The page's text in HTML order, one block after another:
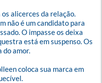
alicerces da relação.
não é um candidato para
O impasse os deixa
está em suspenso. Os
do amor.
coloca sua marca em